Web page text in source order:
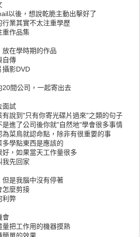
以後，想說乾脆主動出擊好了
行業其實不太注重學歷
重作品集
在學時期的作品
自傳
攝影DVD
間公司，一起寄出去
面試
說到"只有你寄光碟片過來"之類的句子
進了公司後你就"自然地"學會很多事情
菜鳥就認命點，除非有很重要的事
學點東西是應該的
，如果當天工作量很多
我先回家
但是我腦中沒有停著
怎麼剪接
利弊
會
把工作用的機器摸熟